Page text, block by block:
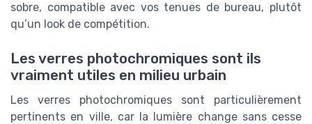
sobre, compatible avec vos tenues de bureau, plutôt
qu’un look de compétition.
Les verres photochromiques sont ils
vraiment utiles en milieu urbain
Les verres photochromiques sont particulièrement
pertinents en ville, car la lumière change sans cesse